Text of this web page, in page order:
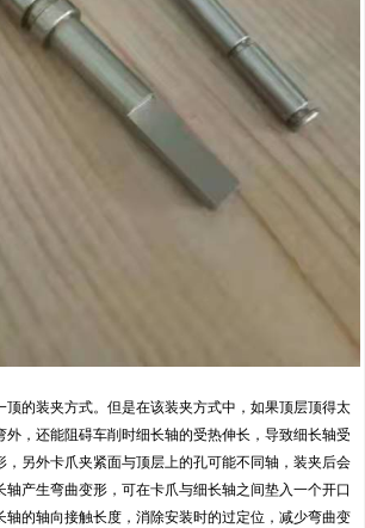
顶的装夹方式。但是在该装夹方式中，如果顶层顶得太
外，还能阻碍车削时细长轴的受热伸长，导致细长轴受
，另外卡爪夹紧面与顶层上的孔可能不同轴，装夹后会
轴产生弯曲变形，可在卡爪与细长轴之间垫入一个开口
轴的轴向接触长度，消除安装时的过定位，减少弯曲变